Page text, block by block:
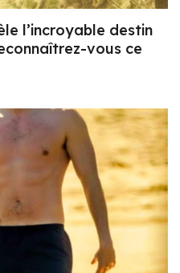
l’incroyable destin
vous ce